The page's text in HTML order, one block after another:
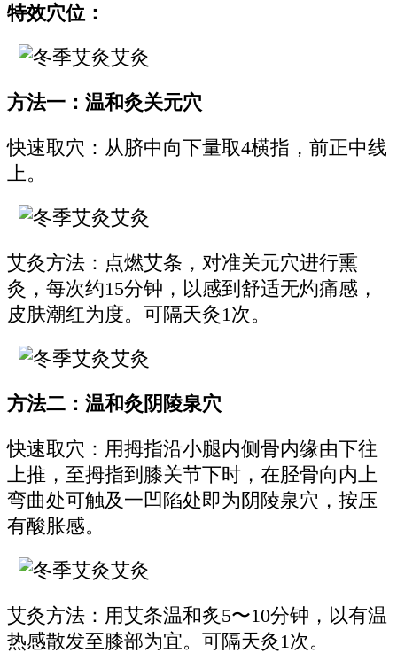
特效穴位：
方法一：温和灸关元穴
快速取穴：从脐中向下量取4横指，前正中线
上。
艾灸方法：点燃艾条，对准关元穴进行熏
灸，每次约15分钟，以感到舒适无灼痛感，
皮肤潮红为度。可隔天灸1次。
方法二：温和灸阴陵泉穴
快速取穴：用拇指沿小腿内侧骨内缘由下往
上推，至拇指到膝关节下时，在胫骨向内上
弯曲处可触及一凹陷处即为阴陵泉穴，按压
有酸胀感。
艾灸方法：用艾条温和炙5〜10分钟，以有温
热感散发至膝部为宜。可隔天灸1次。